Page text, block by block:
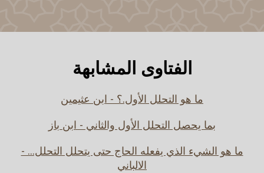
الفتاوى المشابهة
ما هو التحلل الأول.؟ - ابن عثيمين
بما يحصل التحلل الأول والثاني - ابن باز
ما هو الشيء الذي يفعله الحاج حتى يتحلل التحلل... -
الالباني